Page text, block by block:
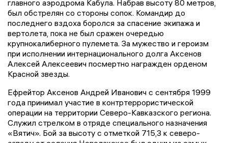
главного аэродрома Кабула. Набрав высоту 80 метров,
был обстрелян со стороны сопок. Командир до
последнего вздоха боролся за спасение экипажа и
вертолета, пока не был сражен очередью
крупнокалиберного пулемета. За мужество и героизм
при исполнении интернационального долга Аксенов
Алексей Алексеевич посмертно награжден орденом
Красной звезды.
Ефрейтор Аксенов Андрей Иванович с сентября 1999
года принимал участие в контртеррористической
операции на территории Северо-Кавказского региона.
Служил стрелком в отряде специального назначения
«Вятич». Бой за высоту с отметкой 715,3 к северо-